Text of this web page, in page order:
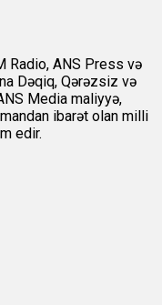
Radio, ANS Press və
Dəqiq, Qərəzsiz və
Media maliyyə,
ibarət olan milli
edir.